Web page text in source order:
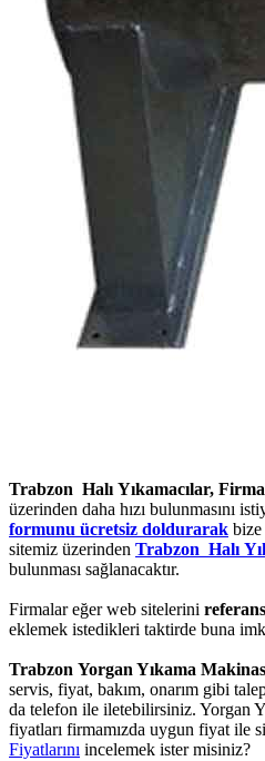
Trabzon Halı Yıkamacılar,
üzerinden daha hızı bulunmasını
formunu ücretsiz doldurarak bize
sitemiz üzerinden Trabzon Halı
bulunması sağlanacaktır.
Firmalar eğer web sitelerini
eklemek istedikleri taktirde buna
Trabzon Yorgan Yıkama
servis, fiyat, bakım, onarım gibi
da telefon ile iletebilirsiniz. Yorgan
fiyatları firmamızda uygun fiyat ile
Fiyatlarını incelemek ister misiniz?